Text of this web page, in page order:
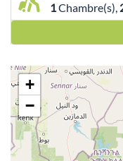
1Chambre(s),
+
−